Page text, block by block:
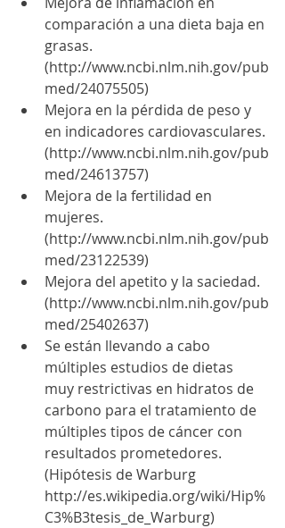
comparación a una dieta baja en
grasas.
(http://www.ncbi.nlm.nih.gov/pub
med/24075505)
Mejora en la pérdida de peso y
en indicadores cardiovasculares.
(http://www.ncbi.nlm.nih.gov/pub
med/24613757)
Mejora de la fertilidad en
mujeres.
(http://www.ncbi.nlm.nih.gov/pub
med/23122539)
Mejora del apetito y la saciedad.
(http://www.ncbi.nlm.nih.gov/pub
med/25402637)
Se están llevando a cabo
múltiples estudios de dietas
muy restrictivas en hidratos de
carbono para el tratamiento de
múltiples tipos de cáncer con
resultados prometedores.
(Hipótesis de Warburg
http://es.wikipedia.org/wiki/Hip%
C3%B3tesis_de_Warburg)